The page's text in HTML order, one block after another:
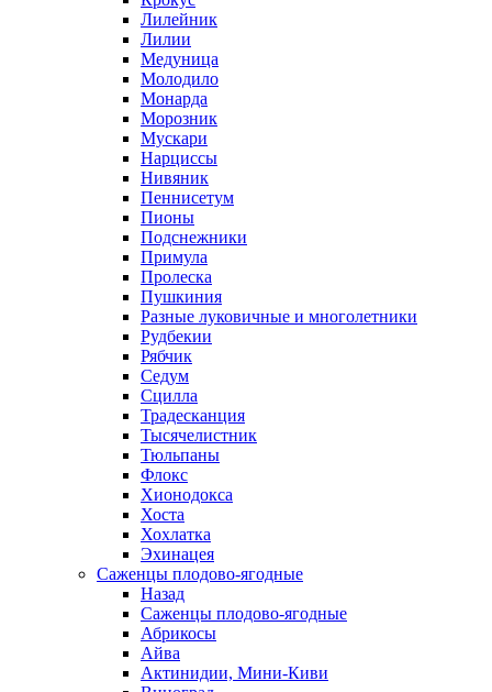
Лилейник
Лилии
Медуница
Молодило
Монарда
Морозник
Мускари
Нарциссы
Нивяник
Пеннисетум
Пионы
Подснежники
Примула
Пролеска
Пушкиния
Разные луковичные и многолетники
Рудбекии
Рябчик
Седум
Сцилла
Традесканция
Тысячелистник
Тюльпаны
Флокс
Хионодокса
Хоста
Хохлатка
Эхинацея
Саженцы плодово-ягодные
Назад
Саженцы плодово-ягодные
Абрикосы
Айва
Актинидии, Мини-Киви